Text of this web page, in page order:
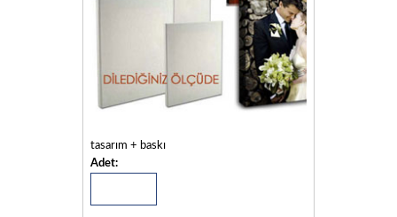
tasarım + baskı
Adet: